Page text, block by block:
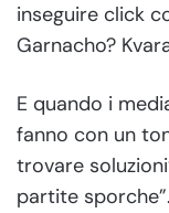
inseguire click
Garnacho?
E quando i
fanno con un
trovare
partite